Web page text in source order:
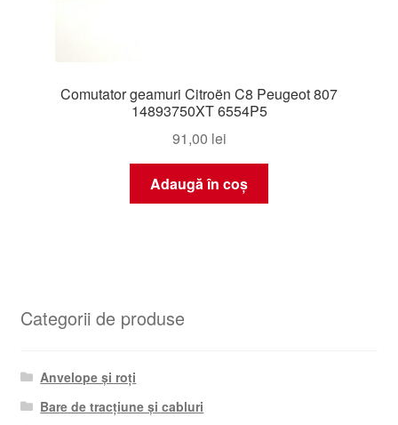
Comutator geamuri Citroën C8 Peugeot 807
14893750XT 6554P5
91,00 lei
Adaugă în coș
Categorii de produse
Anvelope și roți
Bare de tracțiune și cabluri